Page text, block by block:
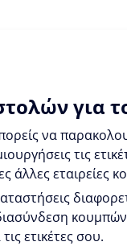
για
να
τις
άλλες εταιρείες
ετικέτες σου.